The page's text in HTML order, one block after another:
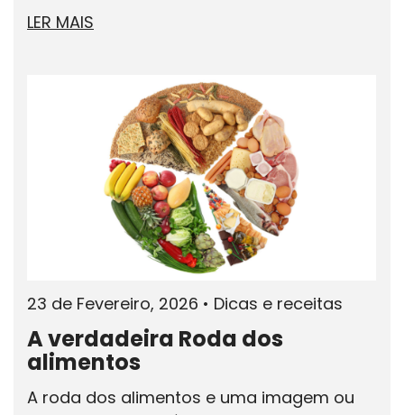
LER MAIS
23 de Fevereiro, 2026 • Dicas e receitas
A verdadeira Roda dos
alimentos
A roda dos alimentos e uma imagem ou